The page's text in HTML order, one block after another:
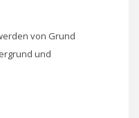
von Grund
und